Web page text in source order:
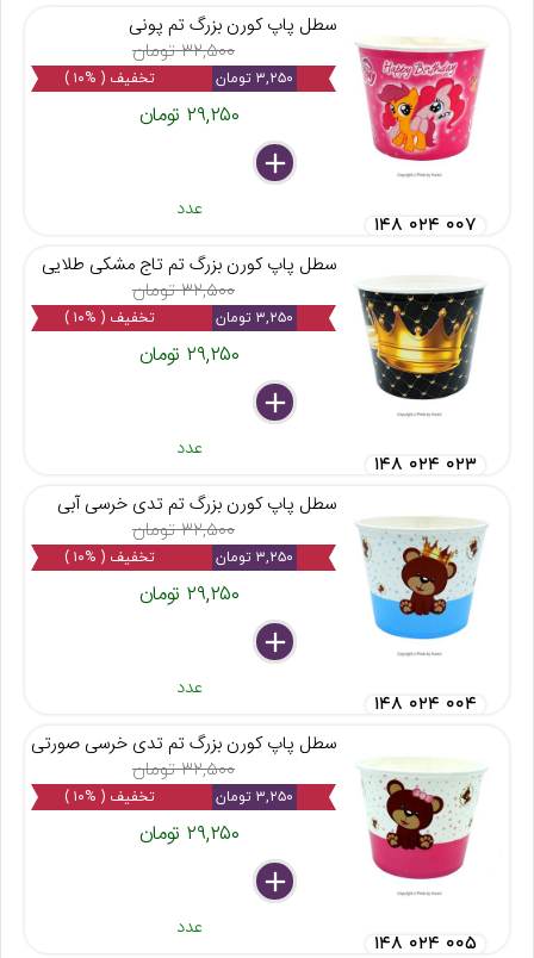
سطل پاپ کورن بزرگ تم پونی
۳۲,۵۰۰ تومان
۳,۲۵۰ تومان تخفیف ( %۱۰ )
۲۹,۲۵۰ تومان
delete
remove
add
عدد
۱۴۸ ۰۲۴ ۰۰۷
سطل پاپ کورن بزرگ تم تاج مشکی طلایی
۳۲,۵۰۰ تومان
۳,۲۵۰ تومان تخفیف ( %۱۰ )
۲۹,۲۵۰ تومان
delete
remove
add
عدد
۱۴۸ ۰۲۴ ۰۲۳
سطل پاپ کورن بزرگ تم تدی خرسی آبی
۳۲,۵۰۰ تومان
۳,۲۵۰ تومان تخفیف ( %۱۰ )
۲۹,۲۵۰ تومان
delete
remove
add
عدد
۱۴۸ ۰۲۴ ۰۰۴
سطل پاپ کورن بزرگ تم تدی خرسی صورتی
۳۲,۵۰۰ تومان
۳,۲۵۰ تومان تخفیف ( %۱۰ )
۲۹,۲۵۰ تومان
delete
remove
add
عدد
۱۴۸ ۰۲۴ ۰۰۵